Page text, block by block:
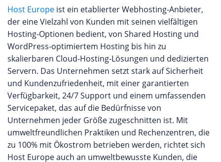
Host Europe ist ein etablierter Webhosting-Anbieter,
der eine Vielzahl von Kunden mit seinen vielfältigen
Hosting-Optionen bedient, von Shared Hosting und
WordPress-optimiertem Hosting bis hin zu
skalierbaren Cloud-Hosting-Lösungen und dedizierten
Servern. Das Unternehmen setzt stark auf Sicherheit
und Kundenzufriedenheit, mit einer garantierten
Verfügbarkeit, 24/7 Support und einem umfassenden
Servicepaket, das auf die Bedürfnisse von
Unternehmen jeder Größe zugeschnitten ist. Mit
umweltfreundlichen Praktiken und Rechenzentren, die
zu 100% mit Ökostrom betrieben werden, richtet sich
Host Europe auch an umweltbewusste Kunden, die